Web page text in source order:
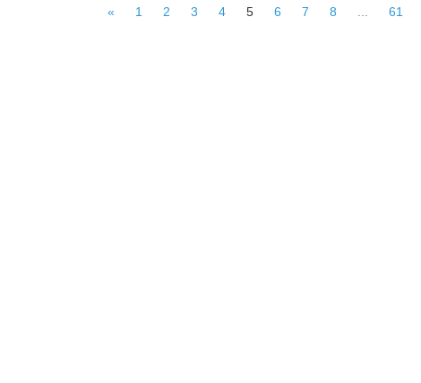
« 1 2 3 4 5 6 7 8 61